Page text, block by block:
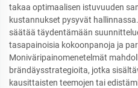
takaa optimaalisen istuvuuden
kustannukset pysyvät
säätää täydentämään
tasapainoisia kokoonpanoja ja
Moniväripainomenetelmät
brändäysstrategioita, jotka
kausittaisten teemojen tai